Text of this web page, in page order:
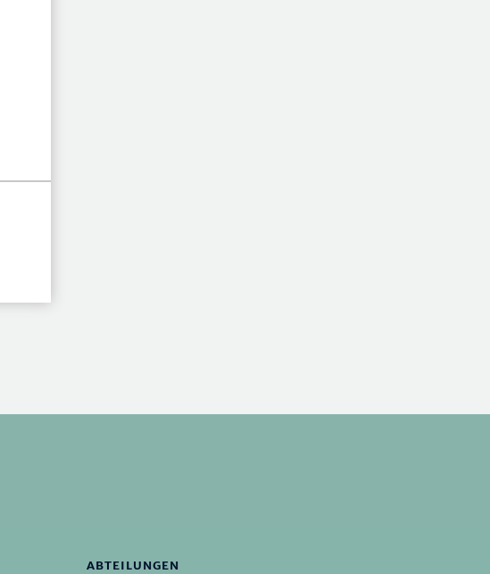
ABTEILUNGEN